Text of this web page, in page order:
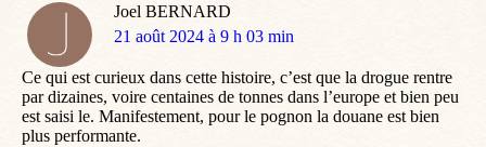
Joel BERNARD
dit
21 août 2024 à 9 h 03 min
Ce qui est curieux dans cette histoire, c’est que la drogue rentre
par dizaines, voire centaines de tonnes dans l’europe et bien peu
est saisi le. Manifestement, pour le pognon la douane est bien
plus performante.